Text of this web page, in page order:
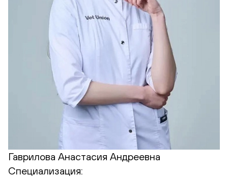
Гаврилова Анастасия Андреевна
Специализация: